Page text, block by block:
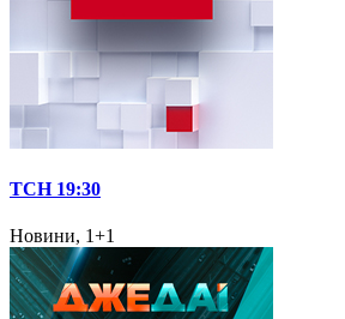
ТСН 19:30
Новини, 1+1